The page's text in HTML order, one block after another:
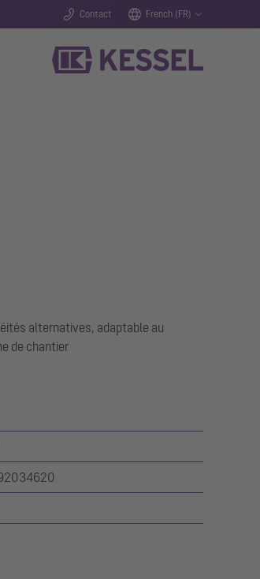
Contact French (FR)
alternatives, adaptable au
de chantier